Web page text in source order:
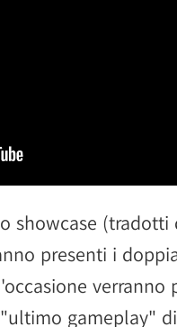
showcase (tradotti
presenti i
verranno
gameplay"